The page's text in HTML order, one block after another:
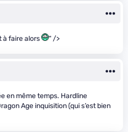
à faire alors " />
en même temps. Hardline
Age inquisition (qui s’est bien